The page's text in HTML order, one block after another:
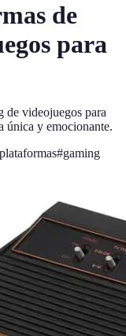
de
para
de videojuegos para
única y emocionante.
plataformas#gaming